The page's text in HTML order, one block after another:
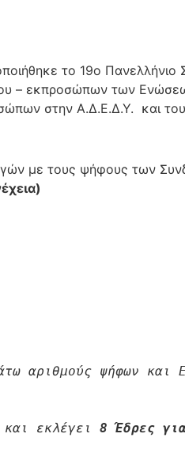
το 19ο
– εκπροσώπων των
στην Α.Δ.Ε.Δ.Υ. και
με τους ψήφους των
αριθμούς ψήφων και
και εκλέγει 8 Έδρες